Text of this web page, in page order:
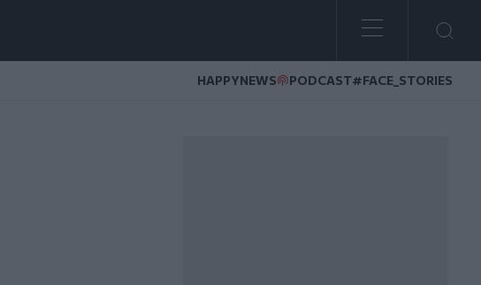
HAPPYNEWS PODCAST#FACE_STORIES